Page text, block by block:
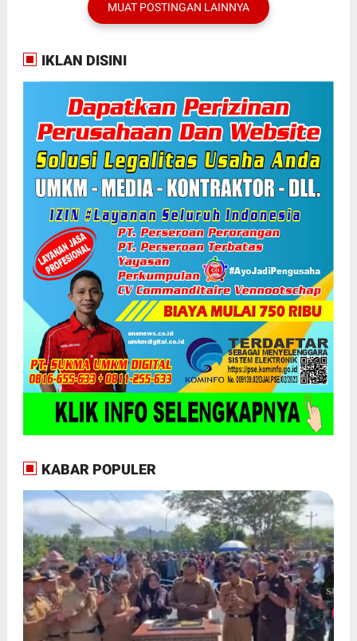
MUAT POSTINGAN LAINNYA
IKLAN DISINI
KABAR POPULER